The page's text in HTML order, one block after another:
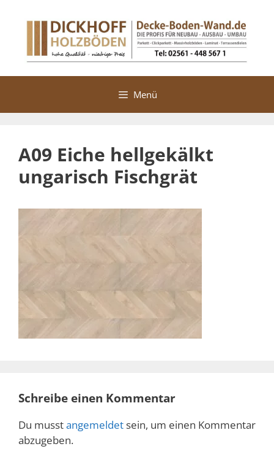
Menü
A09 Eiche hellgekälkt
ungarisch Fischgrät
Schreibe einen Kommentar
Du musstangemeldet sein, um einen Kommentar
abzugeben.